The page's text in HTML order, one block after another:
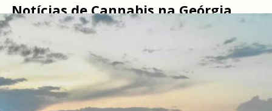
Notícias de Cannabis na Geórgia